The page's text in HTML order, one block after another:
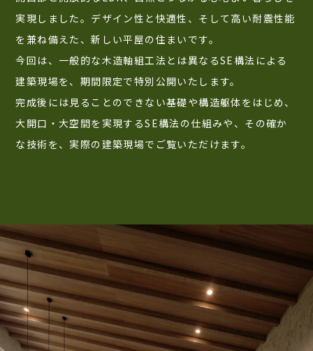
実現しました。デザイン性と快適性、そして高い耐震性能
を兼ね備えた、新しい平屋の住まいです。
今回は、一般的な木造軸組工法とは異なるSE構法による
建築現場を、期間限定で特別公開いたします。
完成後には見ることのできない基礎や構造躯体をはじめ、
大開口・大空間を実現するSE構法の仕組みや、その確か
な技術を、実際の建築現場でご覧いただけます。